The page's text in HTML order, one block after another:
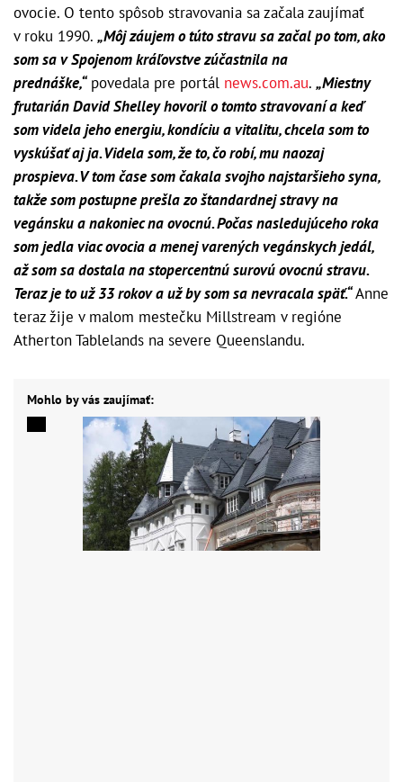
ovocie. O tento spôsob stravovania sa začala zaujímať
v roku 1990. „Môj záujem o túto stravu sa začal po tom, ako
som sa v Spojenom kráľovstve zúčastnila na
prednáške,“povedala pre portál news.com.au. „Miestny
frutarián David Shelley hovoril o tomto stravovaní a keď
som videla jeho energiu, kondíciu a vitalitu, chcela som to
vyskúšať aj ja. Videla som, že to, čo robí, mu naozaj
prospieva. V tom čase som čakala svojho najstaršieho syna,
takže som postupne prešla zo štandardnej stravy na
vegánsku a nakoniec na ovocnú. Počas nasledujúceho roka
som jedla viac ovocia a menej varených vegánskych jedál,
až som sa dostala na stopercentnú surovú ovocnú stravu.
Teraz je to už 33 rokov a už by som sa nevracala späť.“Anne
teraz žije v malom mestečku Millstream v regióne
Atherton Tablelands na severe Queenslandu.
Mohlo by vás zaujímať: